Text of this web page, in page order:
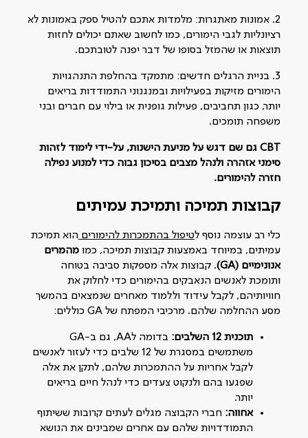
2. אמונות מאתגרות: מלמדות אתכם להטיל ספק באמונות לא
רציונליות לגבי הימורים, כמו לחשוב שאתם יכולים לחזות
תוצאות או שהמזל בסופו של דבר יפנה לטובתכם.
3. בניית הרגלים חדשים: מתמקד בהחלפת התנהגויות
הימורים מזיקות בפעילויות ובמנגנוני התמודדות בריאים
יותר, כגון תחביבים, פעילות גופנית או בילוי עם חברים ובני
משפחה תומכים.
CBT גם שם דגש על מניעת הישנות, על-ידי לימוד לזהות
סימני אזהרה ולנהל מצבים בסיכון גבוה כדי למנוע נפילה
חזרה להימורים.
קבוצות תמיכה ותמיכת עמיתים
כלי רב עוצמה נוסף לטיפול בהתמכרות להימורים הוא תמיכת
עמיתים, במיוחד באמצעות קבוצות תמיכה, כמו מהמרים
אנונימיים (GA)
. קבוצות אלה מספקות סביבה בטוחה
ותומכת לאנשים הנאבקים בהימורים כדי לחלוק את
חוויותיהם, לקבל עידוד וללמוד מאחרים שנמצאים בהמשך
מסע ההחלמה שלהם. מרכיבי המפתח של GA כוללים:
תוכנית 12 השלבים:
בדומה לAA, גם ב-GA
משתמשים במסגרת של 12 שלבים כדי לעזור לאנשים
לקבל אחריות על ההתמכרות שלהם, לתקן את אלה
שפגעו בהם ולנקוט צעדים כדי לנהל חיים בריאים
יותר.
אחווה: חברי הקבוצה מגלים לעתים קרובות ששיתוף
התמודדויות שלהם עם אחרים שמבינים את הנושא